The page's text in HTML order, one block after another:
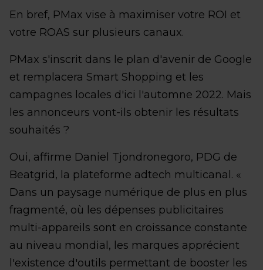
En bref, PMax vise à maximiser votre ROI et
votre ROAS sur plusieurs canaux.
PMax s'inscrit dans le plan d'avenir de Google
et remplacera Smart Shopping et les
campagnes locales d'ici l'automne 2022. Mais
les annonceurs vont-ils obtenir les résultats
souhaités ?
Oui, affirme Daniel Tjondronegoro, PDG de
Beatgrid, la plateforme adtech multicanal. «
Dans un paysage numérique de plus en plus
fragmenté, où les dépenses publicitaires
multi-appareils sont en croissance constante
au niveau mondial, les marques apprécient
l'existence d'outils permettant de booster les